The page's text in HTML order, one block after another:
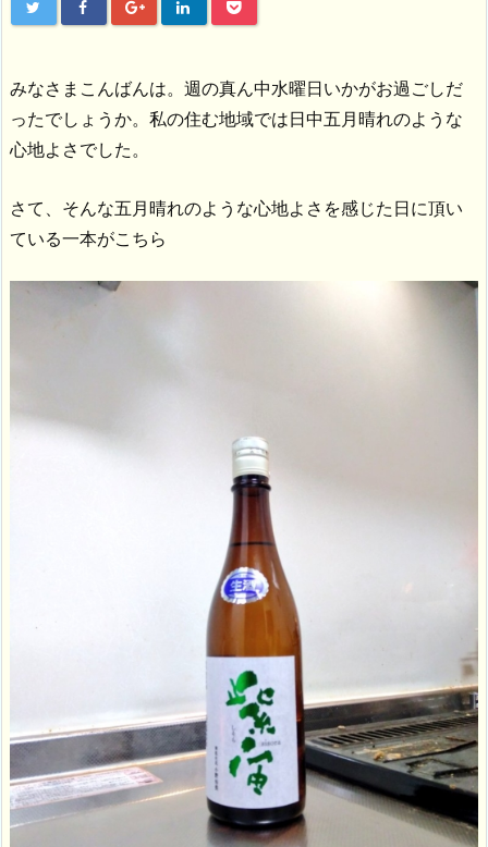
みなさまこんばんは。週の真ん中水曜日いかがお過ごしだ
ったでしょうか。私の住む地域では日中五月晴れのような
心地よさでした。
さて、そんな五月晴れのような心地よさを感じた日に頂い
ている一本がこちら